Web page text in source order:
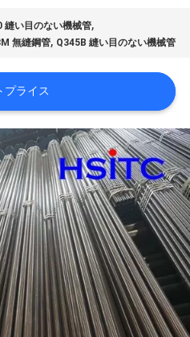
縫い目のない機械管,
無縫鋼管, Q345B 縫い目のない機械管
プライス